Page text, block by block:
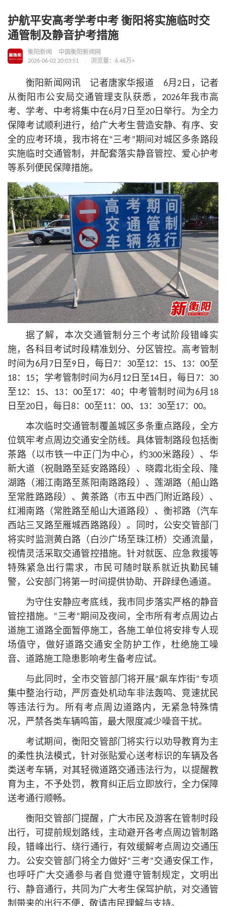
护航平安高考学考中考 衡阳将实施临时交
通管制及静音护考措施
衡阳新闻
中国衡阳新闻网
2026-06-02 20:03:51
浏览量：6.46万+
衡阳新闻网讯 记者唐家华报道 6月2日，记者
从衡阳市公安局交通管理支队获悉，2026年我市高
考、学考、中考将集中在6月7日至20日举行。为全力
保障考试顺利进行，给广大考生营造安静、有序、安
全的应考环境，我市将在“三考”期间对城区多条路段
实施临时交通管制，并配套落实静音管控、爱心护考
等系列便民保障措施。
据了解，本次交通管制分三个考试阶段错峰实
施，各科目考试时段精准划分、分区管控。高考管制
时间为6月7日至9日，每日7：30至12：15、13：00至
18：15；学考管制时间为6月12日至14日，每日7：30
至12：15、13：00至17：40；中考管制时间为6月18
日至20日，每日8：00至11：00、13：30至17：00。
本次临时交通管制覆盖城区多条重点路段，全方
位筑牢考点周边交通安全防线。具体管制路段包括衡
茶路（以市铁一中正门为中心，约300米路段）、华
新大道（祝融路至延安路路段）、晓霞北街全段、隆
湖路（湘江南路至蒸阳南路路段）、莲湖路（船山路
至常胜路路段）、黄茶路（市五中西门附近路段）、
红湘南路（常胜路至船山大道路段）、衡祁路（汽车
西站三叉路至雁城西路路段）。同时，公安交管部门
将实时监测黄白路（白沙广场至珠江桥）交通流量，
视情灵活采取交通管控措施。针对就医、应急救援等
特殊紧急出行需求，市民可随时联系就近执勤民辅
警，公安部门将第一时间提供协助、开辟绿色通道。
为守住安静应考底线，我市同步落实严格的静音
管控措施。“三考”期间及夜间，全市所有考点周边占
道施工道路全面暂停施工，各施工单位将安排专人现
场值守，做好道路交通安全防护工作，杜绝施工噪
音、道路施工隐患影响考生备考应试。
与此同时，全市交管部门将开展“飙车炸街”专项
集中整治行动，严厉查处机动车非法轰鸣、竞速扰民
等违法行为。所有考点周边道路内，无紧急特殊情
况，严禁各类车辆鸣笛，最大限度减少噪音干扰。
考试期间，衡阳交管部门将实行以劝导教育为主
的柔性执法模式，针对张贴爱心送考标识的车辆及各
类送考车辆，对其轻微道路交通违法行为，以提醒教
育为主，不予处罚，教育纠正后立即放行，全力保障
送考通行顺畅。
衡阳交管部门提醒，广大市民及游客在管制时段
出行，可提前规划路线，主动避开各考点周边管制路
段，错峰出行、绕行通行，有效缓解考点周边交通压
力。公安交管部门将全力做好“三考”交通安保工作，
也呼吁广大交通参与者自觉遵守管制规定，文明出
行、静音通行，共同为广大考生保驾护航，对交通管